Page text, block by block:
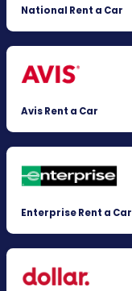
National Rent a Car
Avis Rent a Car
Enterprise Rent a Car